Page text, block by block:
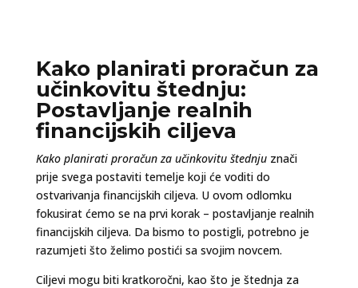
Kako planirati proračun za
učinkovitu štednju:
Postavljanje realnih
financijskih ciljeva
Kako planirati proračun za učinkovitu štednjuznači
prije svega postaviti temelje koji će voditi do
ostvarivanja financijskih ciljeva. U ovom odlomku
fokusirat ćemo se na prvi korak – postavljanje realnih
financijskih ciljeva. Da bismo to postigli, potrebno je
razumjeti što želimo postići sa svojim novcem.
Ciljevi mogu biti kratkoročni, kao što je štednja za